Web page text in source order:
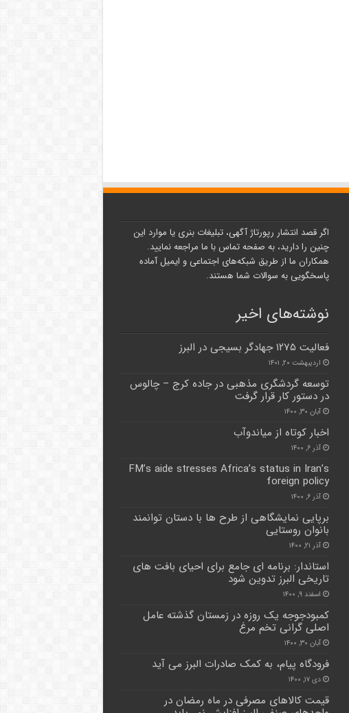
اگر قصد انتشار رپورتاژ آگهی، تبلیغات بنری یا موارد این
چنین را دارید، به صفحه تماس با ما مراجعه نمایید.
همکاران ما از طریق شبکه‌های اجتماعی و ایمیل آماده
پاسخگویی به سوالات شما هستند.
نوشته‌های اخیر
فعالیت ۱۲۷۵ جهادگر بسیجی در البرز
اردیبهشت ۲۰, ۱۴۰۱
توسعه گردشگری مذهبی در جاده کرج – چالوس
در دستور کار قرار گرفت
آبان ۳۰, ۱۴۰۰
اخبار کوتاه از میاندوآب
آذر ۶, ۱۴۰۰
FM’s aide stresses Africa’s status in Iran’s
foreign policy
آذر ۶, ۱۴۰۰
برپایی نمایشگاهی از طرح ها با دستان توانمند
بانوان روستایی
آذر ۲۱, ۱۴۰۰
استاندار: برنامه ای جامع برای احیای بافت های
تاریخی البرز تدوین شود
اسفند ۹, ۱۴۰۰
کمبودجوجه یک روزه در زمستان گذشته عامل
اصلی گرانی تخم مرغ
آبان ۳۰, ۱۴۰۰
فرودگاه پیام، به کمک صادرات البرز می آید
دی ۱۷, ۱۴۰۰
قیمت کالاهای مصرفی در ماه رمضان در